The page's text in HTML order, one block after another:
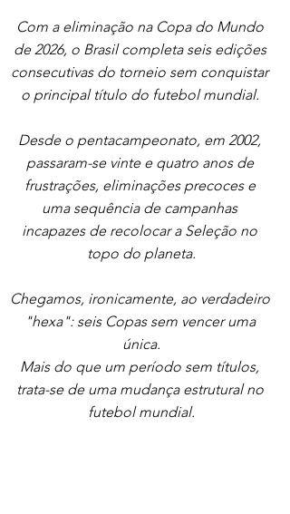
Com a eliminação na Copa do Mundo
de 2026, o Brasil completa seis edições
consecutivas do torneio sem conquistar
o principal título do futebol mundial.
Desde o pentacampeonato, em 2002,
passaram-se vinte e quatro anos de
frustrações, eliminações precoces e
uma sequência de campanhas
incapazes de recolocar a Seleção no
topo do planeta.
Chegamos, ironicamente, ao verdadeiro
"hexa": seis Copas sem vencer uma
única.
Mais do que um período sem títulos,
trata-se de uma mudança estrutural no
futebol mundial.